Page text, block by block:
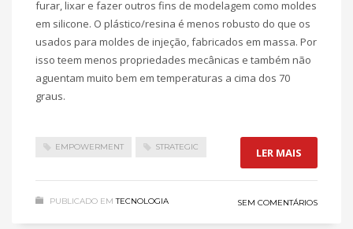
furar, lixar e fazer outros fins de modelagem como moldes
em silicone. O plástico/resina é menos robusto do que os
usados para moldes de injeção, fabricados em massa. Por
isso teem menos propriedades mecânicas e também não
aguentam muito bem em temperaturas a cima dos 70
graus.
EMPOWERMENT STRATEGIC LER MAIS
PUBLICADO EM TECNOLOGIA SEM COMENTÁRIOS